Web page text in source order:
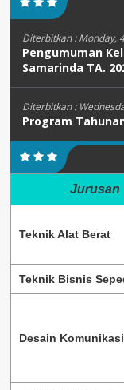
Diterbitkan :Monday,
Pengumuman
Samarinda TA.
Diterbitkan :
Program
Jurusan
Teknik Alat Berat
Teknik Bisnis
Desain